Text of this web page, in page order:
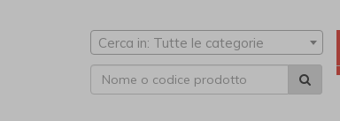
Cerca in: Tutte le categorie